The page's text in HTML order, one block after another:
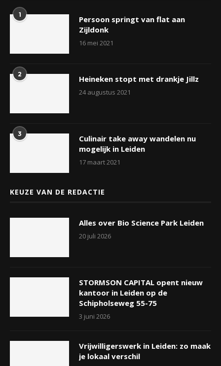
1
Persoon springt van flat aan
Zijldonk
16 mei 2021
2 Heineken stopt met drankje Jillz
24 augustus 2021
3
Culinair take away wandelen nu
mogelijk in Leiden
17 maart 2021
KEUZE VAN DE REDACTIE
Alles over Bio Science Park Leiden
20 juli 2026
STORMSON CAPITAL opent nieuw
kantoor in Leiden op de
Schipholseweg 55-75
3 juni 2026
Vrijwilligerswerk in Leiden: zo maak
je lokaal verschil